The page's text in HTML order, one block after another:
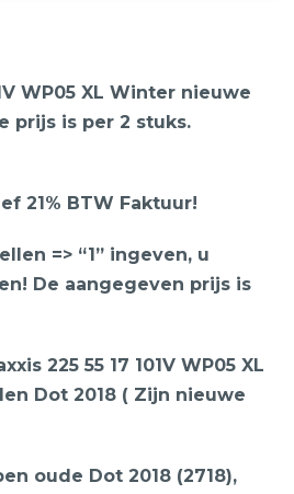
WP05 XL Winter nieuwe
prijs is per 2 stuks.
21% BTW Faktuur!
=> “1” ingeven, u
De aangegeven prijs is
225 55 17 101V WP05 XL
Dot 2018 ( Zijn nieuwe
oude Dot 2018 (2718),